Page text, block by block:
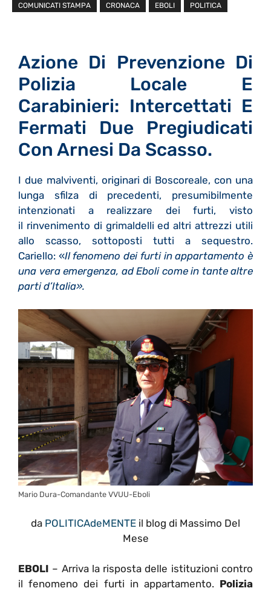
COMUNICATI STAMPA CRONACA EBOLI POLITICA
Azione Di Prevenzione Di
Polizia Locale E
Carabinieri: Intercettati E
Fermati Due Pregiudicati
Con Arnesi Da Scasso.
I due malviventi, originari di Boscoreale, con una
lunga sfilza di precedenti, presumibilmente
intenzionati a realizzare dei furti, visto
il rinvenimento di grimaldelli ed altri attrezzi utili
allo scasso, sottoposti tutti a sequestro.
Cariello: «Il fenomeno dei furti in appartamento è
una vera emergenza, ad Eboli come in tante altre
parti d’Italia».
Mario Dura-Comandante VVUU-Eboli
da POLITICAdeMENTE il blog di Massimo Del
Mese
EBOLI – Arriva la risposta delle istituzioni contro
il fenomeno dei furti in appartamento. Polizia